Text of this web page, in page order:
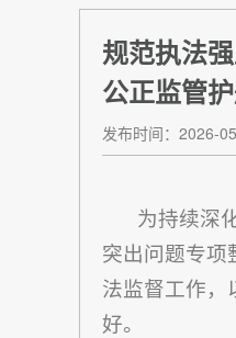
规范执法
公正监管
发布时间：2026-
为持续深
突出问题专项
法监督工作，
好。